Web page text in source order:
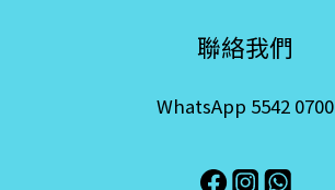
聯絡我們
WhatsApp 5542 0700